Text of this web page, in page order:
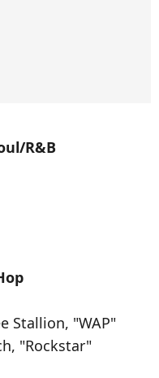
R&B
Stallion, "WAP"
"Rockstar"